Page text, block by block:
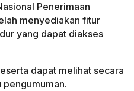
Penerimaan
menyediakan fitur
yang dapat diakses
dapat melihat secara
pengumuman.